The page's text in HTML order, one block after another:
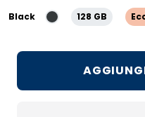
Black 128 GB